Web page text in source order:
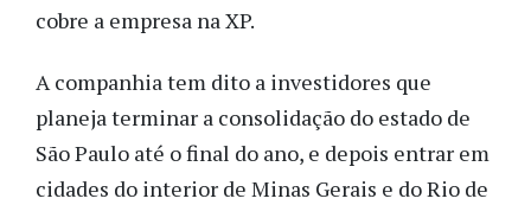
cobre a empresa na XP.
A companhia tem dito a investidores que
planeja terminar a consolidação do estado de
São Paulo até o final do ano, e depois entrar em
cidades do interior de Minas Gerais e do Rio de